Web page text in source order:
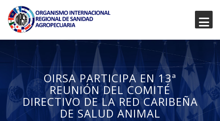
OIRSA PARTICIPA EN 13ª
REUNIÓN DEL COMITÉ
DIRECTIVO DE LA RED CARIBEÑA
DE SALUD ANIMAL